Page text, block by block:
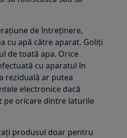
de întreținere,
cu apă către aparat. Goliți
de toată apa. Orice
cu aparatul în
reziduală ar putea
electronice dacă
pe oricare dintre laturile
produsul doar pentru